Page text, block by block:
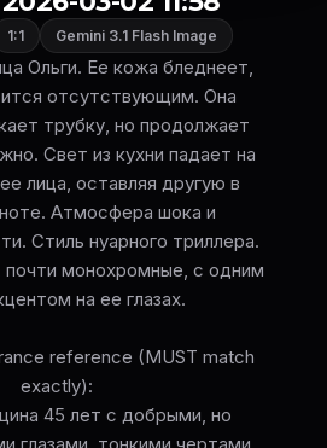
1:1 Gemini 3.1 Flash Image
Ольги. Ее кожа бледнеет,
отсутствующим. Она
трубку, но продолжает
Свет из кухни падает на
лица, оставляя другую в
Атмосфера шока и
Стиль нуарного триллера.
монохромные, с одним
на ее глазах.
reference (MUST match
exactly):
45 лет с добрыми, но